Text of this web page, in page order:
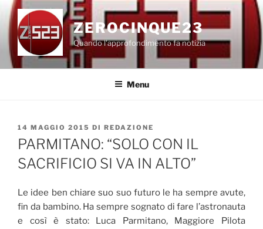
Salta
contenuto
ZEROCINQUE23
Quando l'approfondimento fa notizia
Menu
PUBBLICATO
IL
14 MAGGIO 2015 DI REDAZIONE
PARMITANO: “SOLO CON IL
SACRIFICIO SI VA IN ALTO”
Le idee ben chiare suo suo futuro le ha sempre avute,
fin da bambino. Ha sempre sognato di fare l’astronauta
e così è stato: Luca Parmitano, Maggiore Pilota